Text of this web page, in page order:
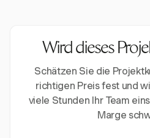
Wird dieses
Schätzen Sie die
richtigen Preis fest und
viele Stunden Ihr Team
Marge